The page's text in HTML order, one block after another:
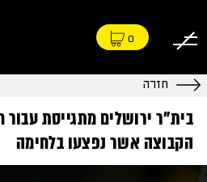
0
חזרה
בית"ר ירושלים מתגייסת עבור
הקבוצה אשר נפצעו בלחימה